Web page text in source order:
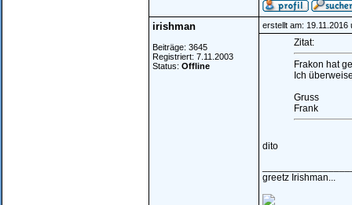
irishman
Beiträge: 3645
Registriert: 7.11.2003
Status: Offline
erstellt am: 19.11.2016
Zitat:
Frakon hat
Ich
Gruss
Frank
dito
greetz Irishman...